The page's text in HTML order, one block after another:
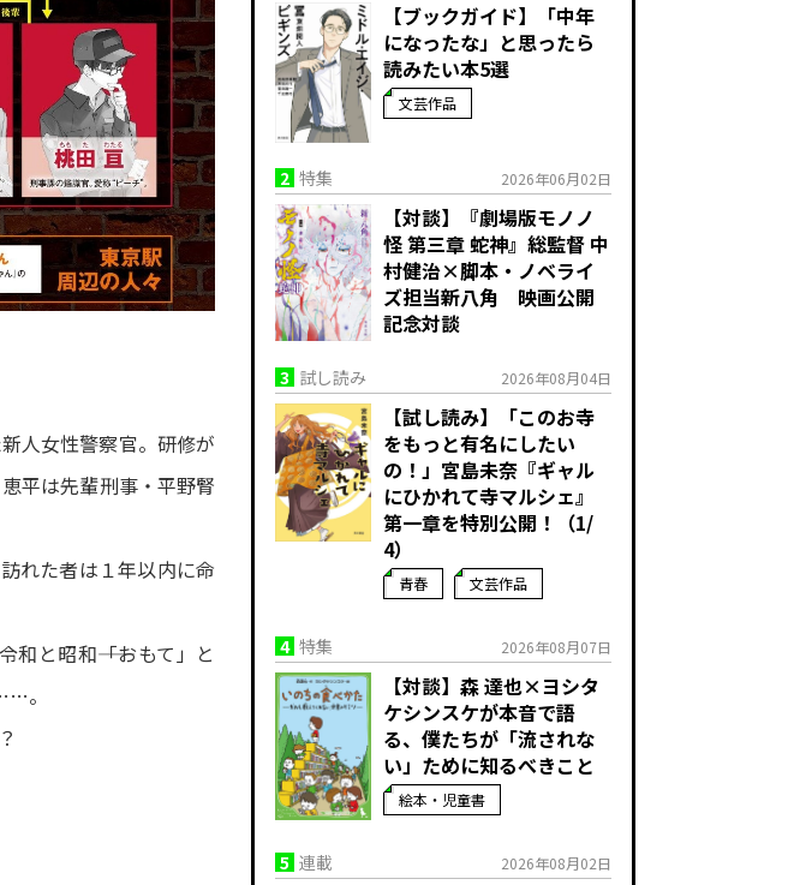
人女性警察官。研修が
平は先輩刑事・平野腎
れた者は１年以内に命
と昭和――「おもて」と
。
【ブックガイド】「中年
になったな」と思ったら
読みたい本5選
文芸作品
2 特集 2026年06月02日
【対談】『劇場版モノノ
怪 第三章 蛇神』総監督 中
村健治×脚本・ノベライ
ズ担当新八角 映画公開
記念対談
3 試し読み 2026年08月04日
【試し読み】「このお寺
をもっと有名にしたい
の！」宮島未奈『ギャル
にひかれて寺マルシェ』
第一章を特別公開！（1/
4）
青春 文芸作品
4 特集 2026年08月07日
【対談】森 達也×ヨシタ
ケシンスケが本音で語
る、僕たちが「流されな
い」ために知るべきこと
絵本・児童書
5 連載 2026年08月02日